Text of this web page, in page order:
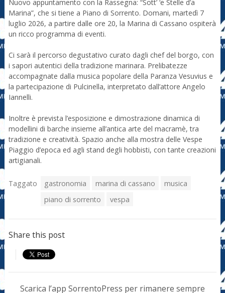
Nuovo appuntamento con la Rassegna: “Sott’ ‘e Stelle d’a
Marina”, che si tiene a Piano di Sorrento. Domani, martedì 7
luglio 2026, a partire dalle ore 20, la Marina di Cassano ospiterà
un ricco programma di eventi.
Ci sarà il percorso degustativo curato dagli chef del borgo, con
i sapori autentici della tradizione marinara. Prelibatezze
accompagnate dalla musica popolare della Paranza Vesuvius e
la partecipazione di Pulcinella, interpretato dall’attore Angelo
Iannelli.
Inoltre è prevista l’esposizione e dimostrazione dinamica di
modellini di barche insieme all’antica arte del macramè, tra
tradizione e creatività. Spazio anche alla mostra delle Vespe
Piaggio d’epoca ed agli stand degli hobbisti, con tante creazioni
artigianali.
Taggato gastronomia marina di cassano
musica
piano di sorrento
vespa
Share this post
Scarica l’app SorrentoPress per rimanere sempre